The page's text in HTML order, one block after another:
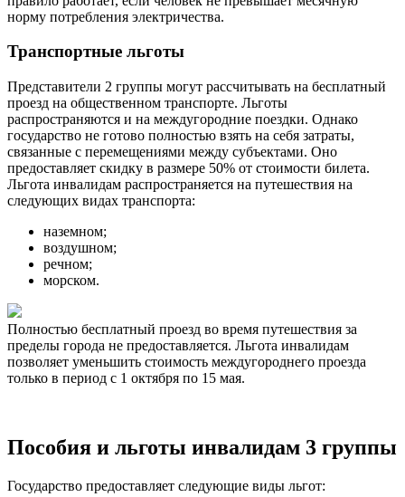
норму потребления электричества.
Транспортные льготы
Представители 2 группы могут рассчитывать на бесплатный
проезд на общественном транспорте. Льготы
распространяются и на междугородние поездки. Однако
государство не готово полностью взять на себя затраты,
связанные с перемещениями между субъектами. Оно
предоставляет скидку в размере 50% от стоимости билета.
Льгота инвалидам распространяется на путешествия на
следующих видах транспорта:
наземном;
воздушном;
речном;
морском.
Полностью бесплатный проезд во время путешествия за
пределы города не предоставляется. Льгота инвалидам
позволяет уменьшить стоимость междугороднего проезда
только в период с 1 октября по 15 мая.
Пособия и льготы инвалидам 3 группы
Государство предоставляет следующие виды льгот: